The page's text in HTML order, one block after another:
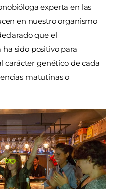
experta en las
en nuestro organismo
que el
sido positivo para
carácter genético de cada
matutinas o